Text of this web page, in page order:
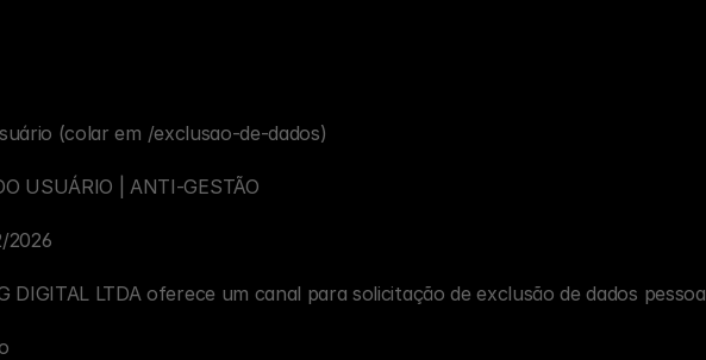
(colar em /exclusao-de-dados)
USUÁRIO | ANTI-GESTÃO
2026
DIGITAL LTDA oferece um canal para solicitação de exclusão de dados